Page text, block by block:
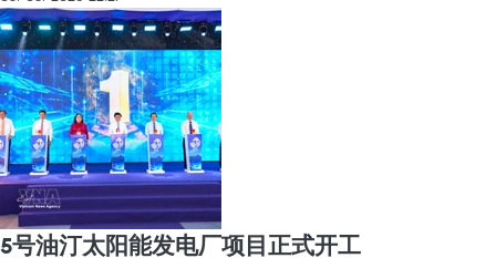
5号油汀太阳能发电厂项目正式开工